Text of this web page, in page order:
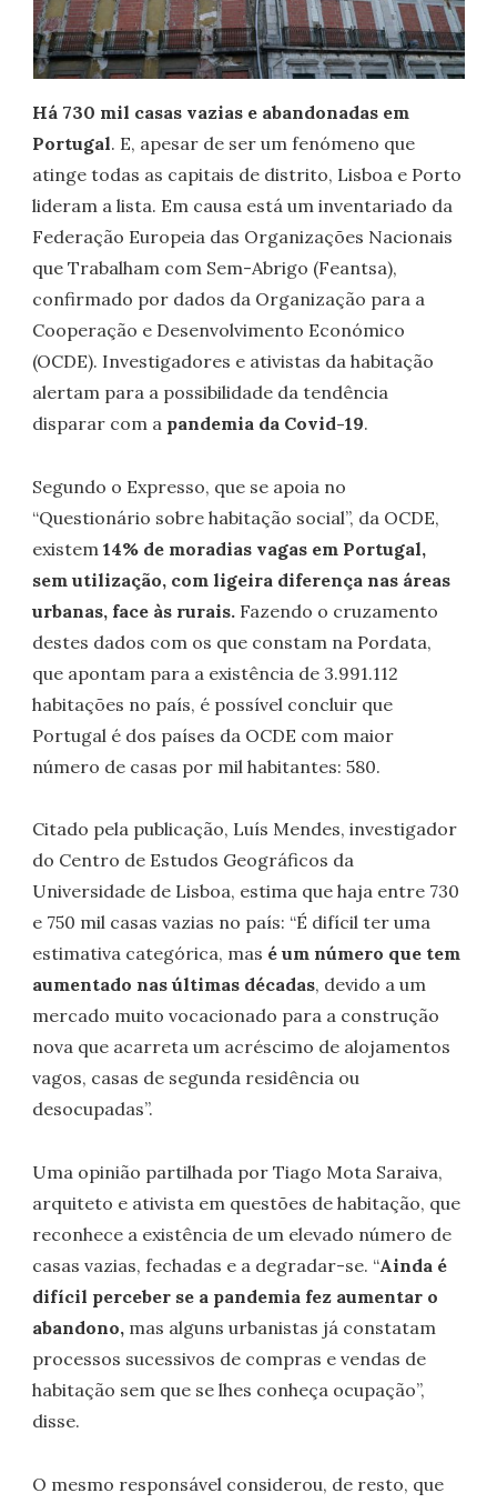
Há 730 mil casas vazias e abandonadas em
Portugal. E, apesar de ser um fenómeno que
atinge todas as capitais de distrito, Lisboa e Porto
lideram a lista. Em causa está um inventariado da
Federação Europeia das Organizações Nacionais
que Trabalham com Sem-Abrigo (Feantsa),
confirmado por dados da Organização para a
Cooperação e Desenvolvimento Económico
(OCDE). Investigadores e ativistas da habitação
alertam para a possibilidade da tendência
disparar com a pandemia da Covid-19.
Segundo o Expresso, que se apoia no
“Questionário sobre habitação social”, da OCDE,
existem 14% de moradias vagas em Portugal,
sem utilização, com ligeira diferença nas áreas
urbanas, face às rurais. Fazendo o cruzamento
destes dados com os que constam na Pordata,
que apontam para a existência de 3.991.112
habitações no país, é possível concluir que
Portugal é dos países da OCDE com maior
número de casas por mil habitantes: 580.
Citado pela publicação, Luís Mendes, investigador
do Centro de Estudos Geográficos da
Universidade de Lisboa, estima que haja entre 730
e 750 mil casas vazias no país: “É difícil ter uma
estimativa categórica, mas é um número que tem
aumentado nas últimas décadas, devido a um
mercado muito vocacionado para a construção
nova que acarreta um acréscimo de alojamentos
vagos, casas de segunda residência ou
desocupadas”.
Uma opinião partilhada por Tiago Mota Saraiva,
arquiteto e ativista em questões de habitação, que
reconhece a existência de um elevado número de
casas vazias, fechadas e a degradar-se. “Ainda é
difícil perceber se a pandemia fez aumentar o
abandono, mas alguns urbanistas já constatam
processos sucessivos de compras e vendas de
habitação sem que se lhes conheça ocupação”,
disse.
O mesmo responsável considerou, de resto, que